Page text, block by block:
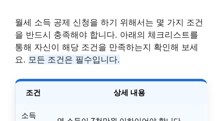
월세 소득 공제 신청을 하기 위해서는 몇 가지 조건
을 반드시 충족해야 합니다. 아래의 체크리스트를
통해 자신이 해당 조건을 만족하는지 확인해 보세
요. 모든 조건은 필수입니다.
조건 상세 내용
소득